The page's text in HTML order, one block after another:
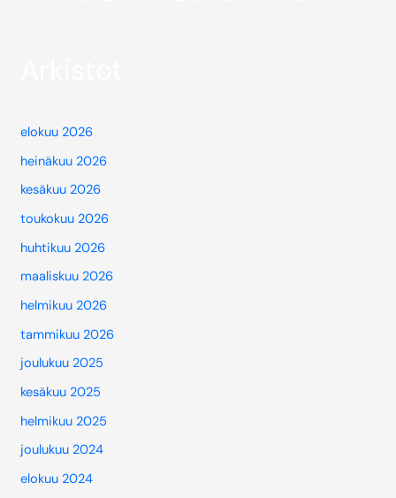
elokuu 2026
heinäkuu 2026
kesäkuu 2026
toukokuu 2026
huhtikuu 2026
maaliskuu 2026
helmikuu 2026
tammikuu 2026
joulukuu 2025
kesäkuu 2025
helmikuu 2025
joulukuu 2024
elokuu 2024